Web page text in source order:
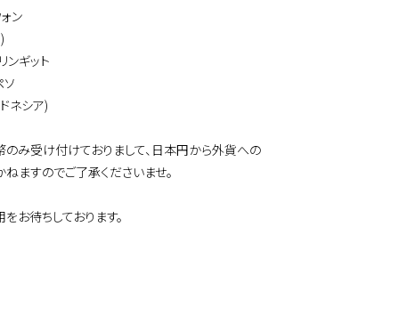
ン
ンギット
ソ
ネシア)
のみ受け付けておりまして、日本円から外貨への
ますのでご了承くださいませ。
お待ちしております。